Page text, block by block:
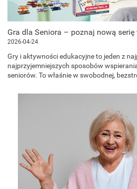
Gra dla Seniora – poznaj nową serię
2026-04-24
Gry i aktywności edukacyjne to jeden z
najprzyjemniejszych sposobów
seniorów. To właśnie w swobodnej,